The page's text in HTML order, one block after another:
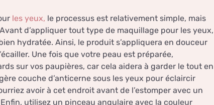
les yeux, le processus est relativement simple, mais
d’appliquer tout type de maquillage pour les yeux,
hydratée. Ainsi, le produit s’appliquera en douceur
Une fois que votre peau est préparée,
sur vos paupières, car cela aidera à garder le tout en
couche d’anticerne sous les yeux pour éclaircir
avoir à cet endroit avant de l’estomper avec un
utilisez un pinceau angulaire avec la couleur